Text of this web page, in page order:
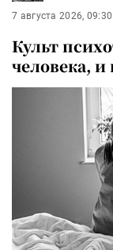
7 августа 2026, 09:30
Культ
человека, и